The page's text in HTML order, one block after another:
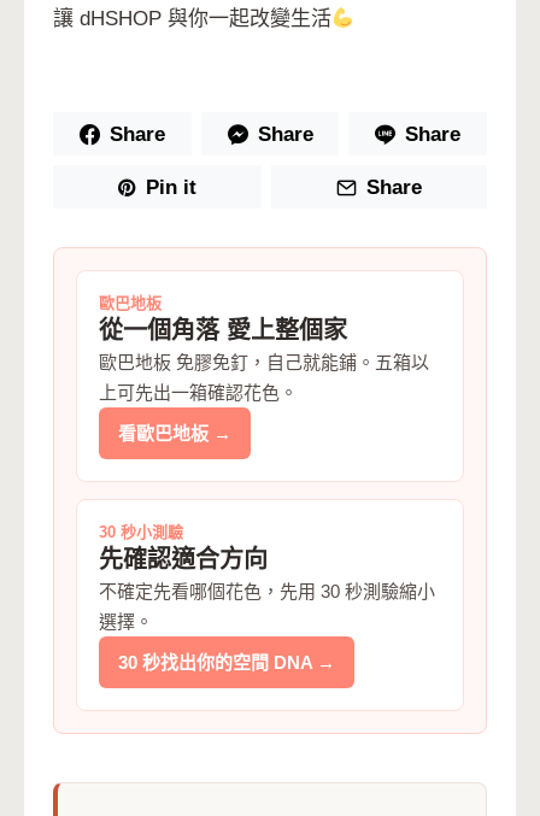
讓 dHSHOP 與你一起改變生活
Share Share Share
Pin it Share
歐巴地板
從一個角落 愛上整個家
歐巴地板 免膠免釘，自己就能鋪。五箱以
上可先出一箱確認花色。
看歐巴地板 →
30 秒小測驗
先確認適合方向
不確定先看哪個花色，先用 30 秒測驗縮小
選擇。
30 秒找出你的空間 DNA →